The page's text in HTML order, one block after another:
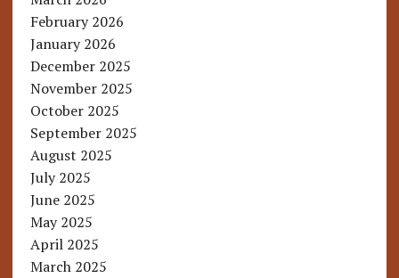
February 2026
January 2026
December 2025
November 2025
October 2025
September 2025
August 2025
July 2025
June 2025
May 2025
April 2025
March 2025